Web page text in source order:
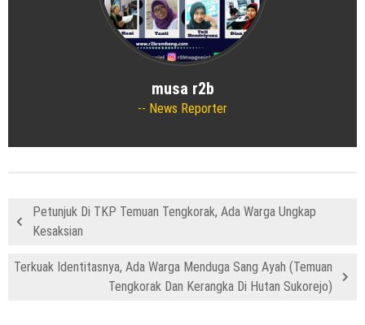
musa r2b
News Reporter
Petunjuk Di TKP Temuan Tengkorak, Ada Warga Ungkap
Kesaksian
Terkuak Identitasnya, Ada Warga Menduga Sang Ayah (Temuan
Tengkorak Dan Kerangka Di Hutan Sukorejo)